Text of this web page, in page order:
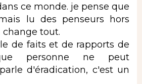
ce monde. je pense que
lu des penseurs hors
tout.
de faits et de rapports de
personne ne peut
d'éradication, c'est un